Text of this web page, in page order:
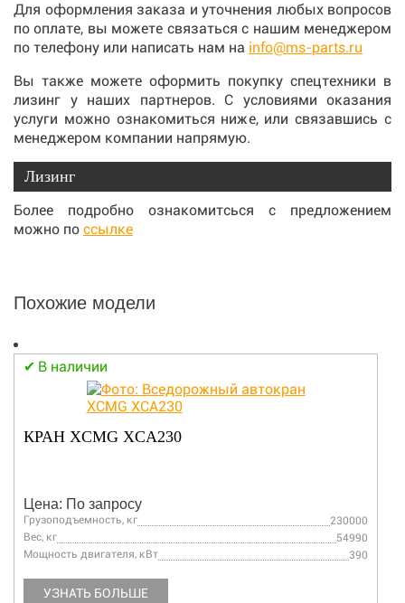
Для оформления заказа и уточнения любых вопросов
по оплате, вы можете связаться с нашим менеджером
по телефону или написать нам на info@ms-parts.ru
Вы также можете оформить покупку спецтехники в
лизинг у наших партнеров. С условиями оказания
услуги можно ознакомиться ниже, или связавшись с
менеджером компании напрямую.
Лизинг
Более подробно ознакомитсься с предложением
можно по ссылке
Похожие модели
В наличии
КРАН XCMG XCA230
Цена: По запросу
Грузоподъемность, кг
230000
Вес, кг
54990
Мощность двигателя, кВт
390
УЗНАТЬ БОЛЬШЕ